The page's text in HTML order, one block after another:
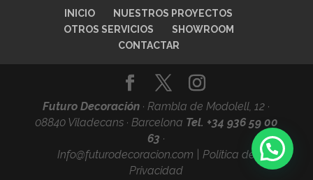
INICIO
NUESTROS PROYECTOS
OTROS SERVICIOS
SHOWROOM
CONTACTAR
Futuro Decoración ·Rambla de Modolell, 12 ·
08840 Viladecans · Barcelona Tel. +34 936 59 00
63 ·
Info@futurodecoracion.com
|Politica de
Privacidad